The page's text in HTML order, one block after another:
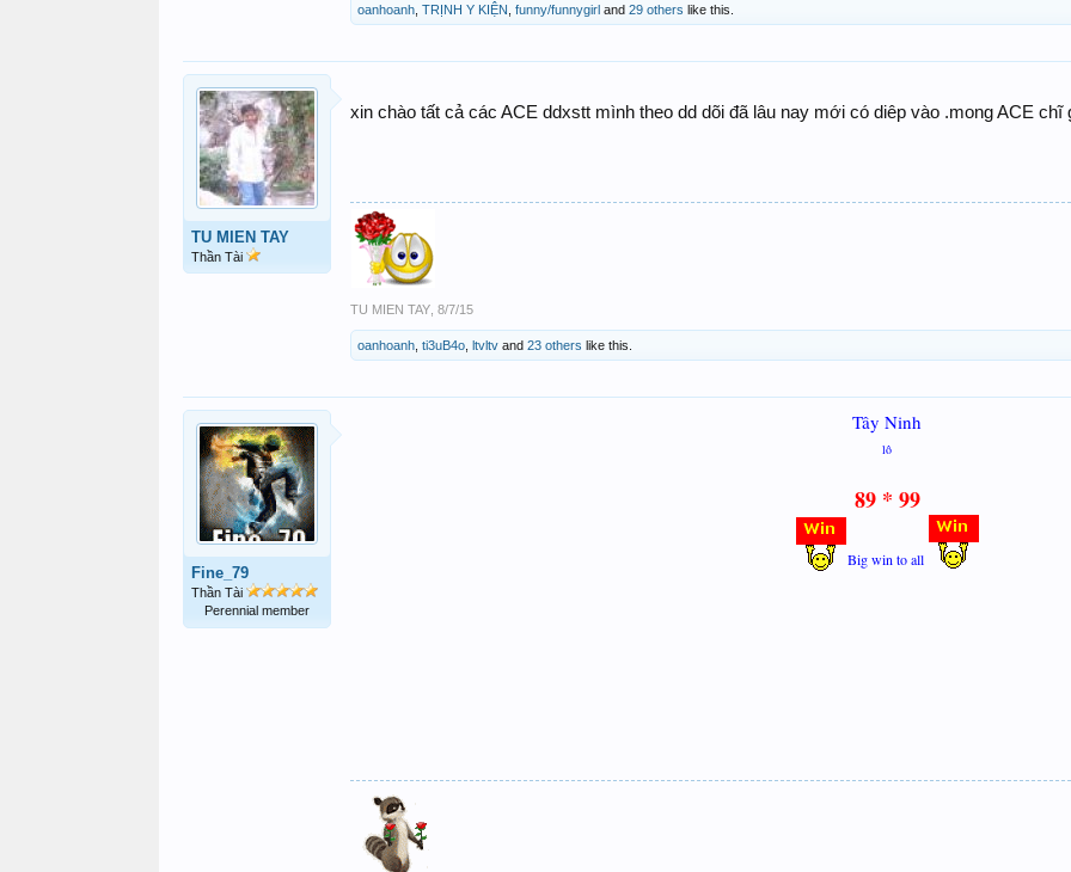
oanhoanh TRỊNH Y KIỆN funny/funnygirl and 29 others like this.
TU MIEN TAY
Thần Tài
xin chào tất cả các ACE ddxstt mình theo dd dõi đã lâu nay mới có diêp vào .mong ACE chĩ
TU MIEN TAY 8/7/15
oanhoanh ti3uB4o ltvltv and 23 others like this.
Fine_79
Thần Tài
Perennial member
Tây Ninh
lô
89 * 99
Big win to all